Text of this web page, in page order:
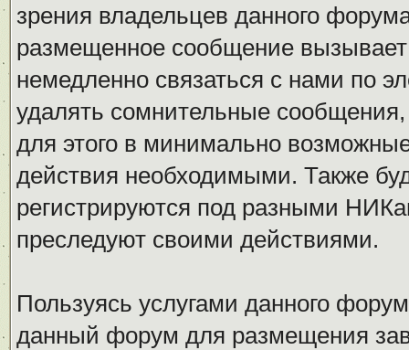
зрения владельцев данного
размещенное сообщение
немедленно связаться с нами по
удалять сомнительные
для этого в минимально
действия необходимыми. Также
регистрируются под разными
преследуют своими действиями.
Пользуясь услугами данного
данный форум для размещения